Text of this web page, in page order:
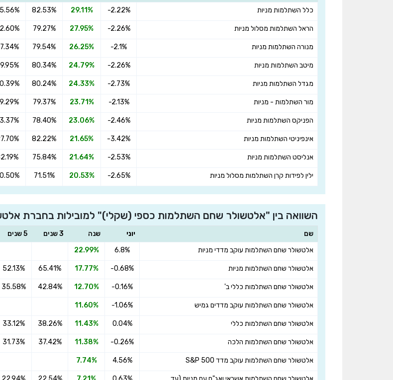
כלל השתלמות מניות
-2.22%
29.11%
82.53%
הראל השתלמות מסלול מניות -2.26%
27.95%
79.27%
מנורה השתלמות מניות -2.1%
26.25%
79.54%
מיטב השתלמות מניות -2.26%
24.79%
80.34%
מגדל השתלמות מניות -2.73%
24.33%
80.24%
מור השתלמות - מניות -2.13%
23.71%
79.37%
הפניקס השתלמות מניות -2.46%
23.06%
78.40%
אינפיניטי השתלמות מניות -3.42%
21.65%
82.22%
אנליסט השתלמות מניות -2.53%
21.64%
75.84%
ילין לפידות קרן השתלמות מסלול מניות -2.65%
20.53%
71.51%
השוואה בין "אלטשולר שחם השתלמות כספי (שקלי)" למובילות בחברת
שם יוני שנה 3 שנים 5 שנים
אלטשולר שחם השתלמות עוקב מדדי מניות
6.8%
22.99%
אלטשולר שחם השתלמות מניות -0.68%
17.77%
65.41%
52.13%
אלטשולר שחם השתלמות כללי ב' -0.16%
12.70%
42.84%
35.58%
אלטשולר שחם השתלמות עוקב מדדים גמיש -1.06%
11.60%
אלטשולר שחם השתלמות כללי 0.04%
11.43%
38.26%
33.12%
אלטשולר שחם השתלמות הלכה -0.26%
11.38%
37.42%
31.73%
אלטשולר שחם השתלמות עוקב מדד S&P 500 4.56%
7.74%
הצטרפו אלטשולר שחם
שדרגו למסלול המוביל בתשואה בליווי
מתכנן פיננסי (ללא עלות), השאירו